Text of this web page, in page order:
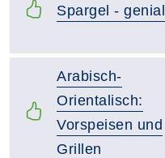
Spargel - genial
Arabisch-
Orientalisch:
Vorspeisen und
Grillen